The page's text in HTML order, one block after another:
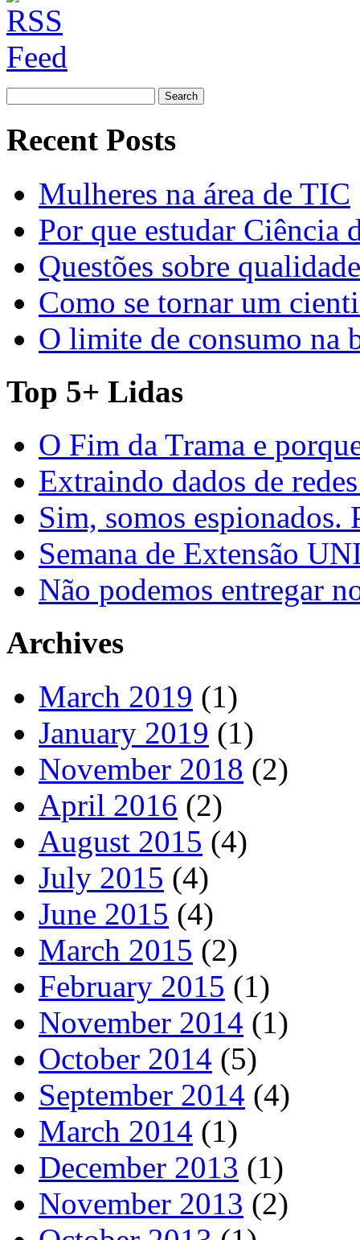
for:
Recent Posts
Mulheres na área de TIC
Por que estudar Ciência
Questões sobre
Como se tornar um
O limite de consumo na
Top 5+ Lidas
O Fim da Trama e
Extraindo dados de
Sim, somos espionados.
Semana de Extensão
Não podemos entregar
Archives
March 2019 (1)
January 2019 (1)
November 2018 (2)
April 2016 (2)
August 2015 (4)
July 2015 (4)
June 2015 (4)
March 2015 (2)
February 2015 (1)
November 2014 (1)
October 2014 (5)
September 2014 (4)
March 2014 (1)
December 2013 (1)
November 2013 (2)